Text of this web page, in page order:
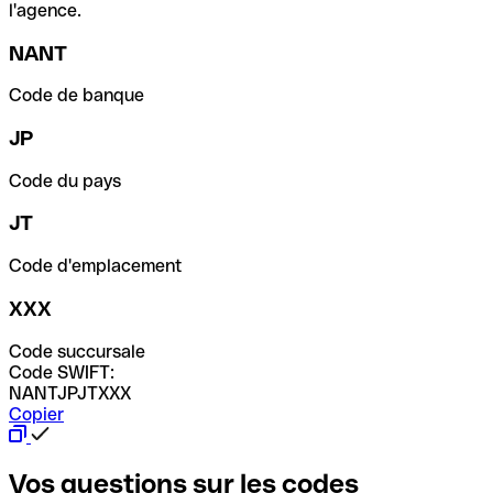
l'agence.
NANT
Code de banque
JP
Code du pays
JT
Code d'emplacement
XXX
Code succursale
Code SWIFT:
NANTJPJTXXX
Copier
Vos questions sur les codes